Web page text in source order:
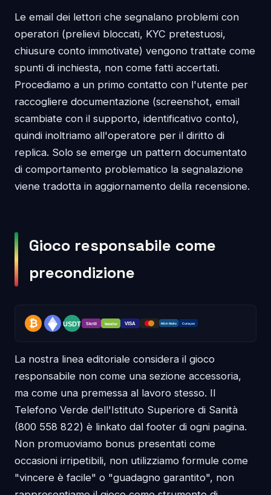
Le email dei lettori che segnalano problemi con
operatori (prelievi bloccati, KYC pretestuosi,
chiusure conto immotivate) vengono trattate come
spunti di inchiesta, non come fatti accertati.
Procediamo a un primo contatto con l'utente per
raccogliere documentazione (screenshot, email
scambiate con il supporto, identificativo conto),
quindi inoltriamo all'operatore per il diritto di
replica. Solo se emerge un pattern documentato
di comportamento problematico la segnalazione
viene tradotta in aggiornamento della recensione.
Gioco responsabile come
precondizione
La nostra linea editoriale considera il gioco
responsabile non come una sezione accessoria,
ma come una premessa al lavoro stesso. Il
Telefono Verde dell'Istituto Superiore di Sanità
(800 558 822) è linkato dal footer di ogni pagina.
Non promuoviamo bonus presentati come
occasioni irripetibili, non utilizziamo formule come
"vincere è facile" o "guadagno garantito", non